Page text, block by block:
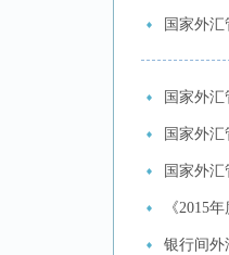
国家外
国家外
国家外
国家外
《2015
银行间外